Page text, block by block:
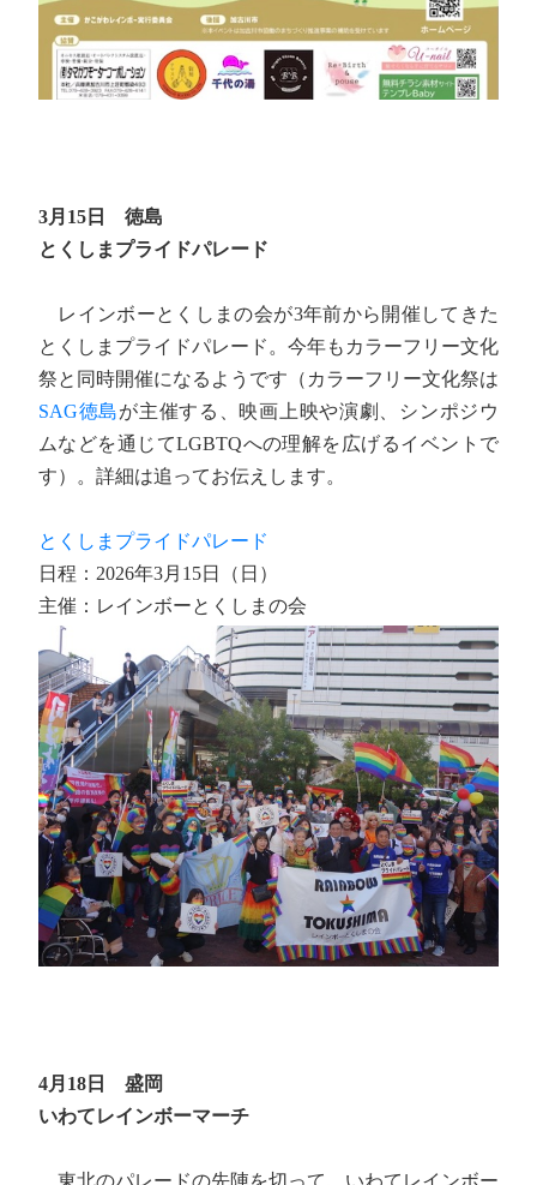
3月15日 徳島
とくしまプライドパレード
レインボーとくしまの会が3年前から開催してきた
とくしまプライドパレード。今年もカラーフリー文化
祭と同時開催になるようです（カラーフリー文化祭は
SAG徳島が主催する、映画上映や演劇、シンポジウ
ムなどを通じてLGBTQへの理解を広げるイベントで
す）。詳細は追ってお伝えします。
とくしまプライドパレード
日程：2026年3月15日（日）
主催：レインボーとくしまの会
4月18日 盛岡
いわてレインボーマーチ